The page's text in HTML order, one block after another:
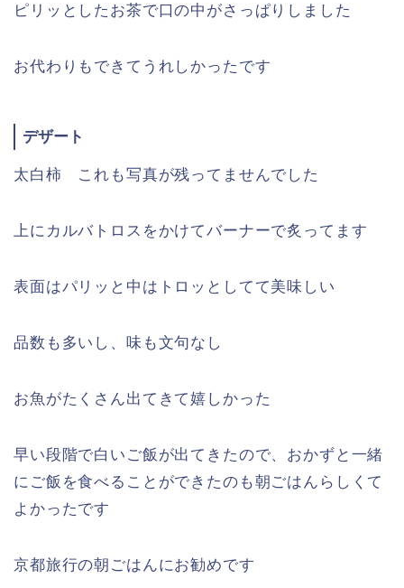
ピリッとしたお茶で口の中がさっぱりしました
お代わりもできてうれしかったです
デザート
太白柿 これも写真が残ってませんでした
上にカルバトロスをかけてバーナーで炙ってます
表面はパリッと中はトロッとしてて美味しい
品数も多いし、味も文句なし
お魚がたくさん出てきて嬉しかった
早い段階で白いご飯が出てきたので、おかずと一緒
にご飯を食べることができたのも朝ごはんらしくて
よかったです
京都旅行の朝ごはんにお勧めです